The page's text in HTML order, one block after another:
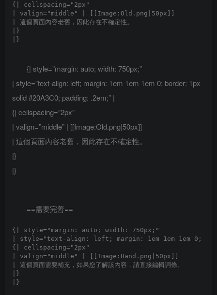
{| cellspacing="2px"
| valign="middle" | [[Image:Old.png|50px]]
| 這個頁面內容老舊，因此存在不確定性。
|}
{| style=”margin: auto; width: 750px;”
| style=”text-align: left; margin: 1em 1em 1em 0; border: 1px
solid #20A3C0; padding: .2em;” |
{| cellspacing=”2px”
| valign=”middle” | [[Image:Old.png|50px]]
| 這個頁面內容老舊，因此存在不確定性。
|}
|}
==需要完善==
{| style="margin: auto; width: 750px;"
| style="text-align: left; margin: 1em 1em 1em 0;
{| cellspacing="2px"
| valign="middle" | [[Image:Hand.png|50px]]
| 這個頁面需要補充，如果您了解該內容，請直接編輯詞條。
|}